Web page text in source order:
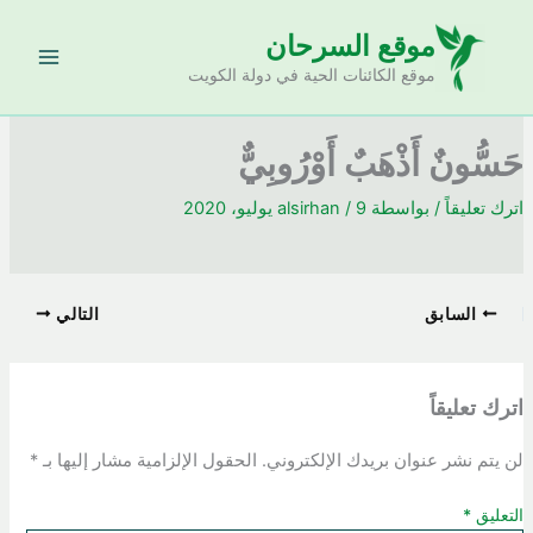
موقع السرحان
موقع الكائنات الحية في دولة الكويت
حَسُّونٌ أَذْهَبٌ أَوْرُوبِيٌّ
اترك تعليقاً / بواسطة alsirhan/ 9 يوليو، 2020
السابق التالي
اترك تعليقاً
لن يتم نشر عنوان بريدك الإلكتروني. الحقول الإلزامية مشار إليها بـ *
التعليق *